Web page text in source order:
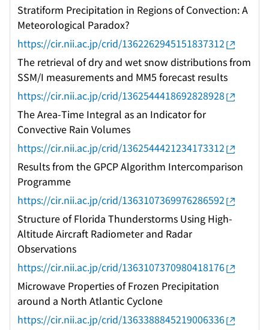
Stratiform Precipitation in Regions of Convection: A
Meteorological Paradox?
https://cir.nii.ac.jp/crid/1362262945151837312
The retrieval of dry and wet snow distributions from
SSM/I measurements and MM5 forecast results
https://cir.nii.ac.jp/crid/1362544418692828928
The Area-Time Integral as an Indicator for
Convective Rain Volumes
https://cir.nii.ac.jp/crid/1362544421234173312
Results from the GPCP Algorithm Intercomparison
Programme
https://cir.nii.ac.jp/crid/1363107369976286592
Structure of Florida Thunderstorms Using High-
Altitude Aircraft Radiometer and Radar
Observations
https://cir.nii.ac.jp/crid/1363107370980418176
Microwave Properties of Frozen Precipitation
around a North Atlantic Cyclone
https://cir.nii.ac.jp/crid/1363388845219006336